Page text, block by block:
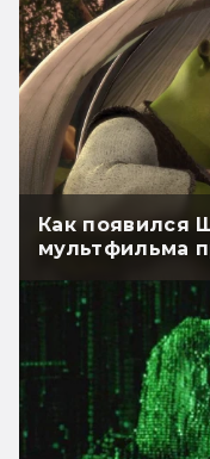
Как появился
мультфильма